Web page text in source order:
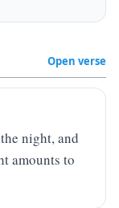
Open verse
night, and
amounts to